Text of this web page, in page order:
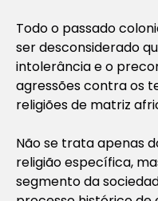
Todo o passado
ser desconsiderado
intolerância e o
agressões contra os
religiões de matriz
Não se trata apenas
religião específica,
segmento da